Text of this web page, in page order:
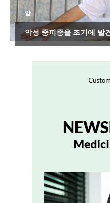
암
악성 중피종을 조기에 발